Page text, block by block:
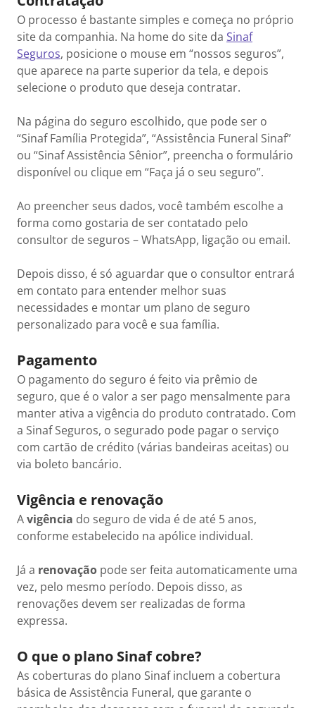
O processo é bastante simples e começa no próprio
site da companhia. Na home do site da Sinaf
Seguros, posicione o mouse em “nossos seguros”,
que aparece na parte superior da tela, e depois
selecione o produto que deseja contratar.
Na página do seguro escolhido, que pode ser o
“Sinaf Família Protegida”, “Assistência Funeral Sinaf”
ou “Sinaf Assistência Sênior”, preencha o formulário
disponível ou clique em “Faça já o seu seguro”.
Ao preencher seus dados, você também escolhe a
forma como gostaria de ser contatado pelo
consultor de seguros – WhatsApp, ligação ou email.
Depois disso, é só aguardar que o consultor entrará
em contato para entender melhor suas
necessidades e montar um plano de seguro
personalizado para você e sua família.
Pagamento
O pagamento do seguro é feito via prêmio de
seguro, que é o valor a ser pago mensalmente para
manter ativa a vigência do produto contratado. Com
a Sinaf Seguros, o segurado pode pagar o serviço
com cartão de crédito (várias bandeiras aceitas) ou
via boleto bancário.
Vigência e renovação
Avigência do seguro de vida é de até 5 anos,
conforme estabelecido na apólice individual.
Já a renovação pode ser feita automaticamente uma
vez, pelo mesmo período. Depois disso, as
renovações devem ser realizadas de forma
expressa.
O que o plano Sinaf cobre?
As coberturas do plano Sinaf incluem a cobertura
básica de Assistência Funeral, que garante o